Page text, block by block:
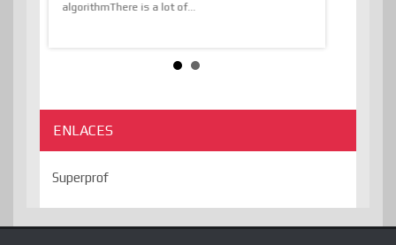
algorithmThere is a lot of...
ENLACES
Superprof